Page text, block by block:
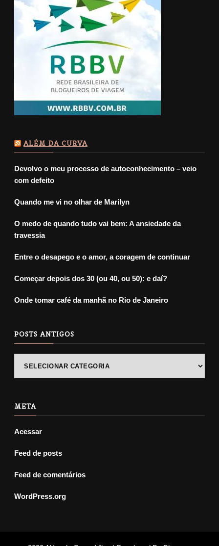
ALÉM DA CURVA
Devolvo o meu processo de autoconhecimento – veio
com defeito
Quando me vi no olhar de Marilyn
O medo de quando tudo vai bem: A ansiedade da
travessia
Entre o desapego e o amor, a coragem de continuar
Começar depois dos 30 (ou 40, ou 50): e daí?
Onde tomar café da manhã no Rio de Janeiro
POSTS ANTIGOS
META
Acessar
Feed de posts
Feed de comentários
WordPress.org